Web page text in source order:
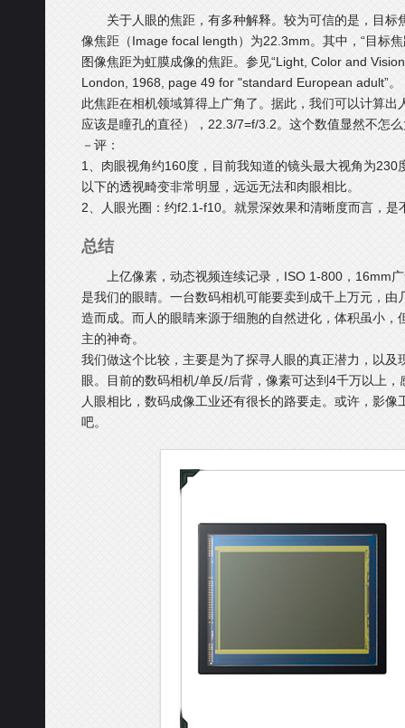
关于人眼的焦距，有多种解释。较为可信的是，目
像焦距（Image focal length）为22.3mm。其中，“目标
图像焦距为虹膜成像的焦距。参见“Light, Color and
London, 1968, page 49 for "standard European adult”。
此焦距在相机领域算得上广角了。据此，我们可以计算
应该是瞳孔的直径），22.3/7=f/3.2。这个数值显然不怎
－评：
1、肉眼视角约160度，目前我知道的镜头最大视角为
以下的透视畸变非常明显，远远无法和肉眼相比。
2、人眼光圈：约f2.1-f10。就景深效果和清晰度而言，是
总结
上亿像素，动态视频连续记录，ISO 1-800，16mm
是我们的眼睛。一台数码相机可能要卖到成千上万元，
造而成。而人的眼睛来源于细胞的自然进化，体积虽小
主的神奇。
我们做这个比较，主要是为了探寻人眼的真正潜力，以
眼。目前的数码相机/单反/后背，像素可达到4千万以上
人眼相比，数码成像工业还有很长的路要走。或许，影
吧。